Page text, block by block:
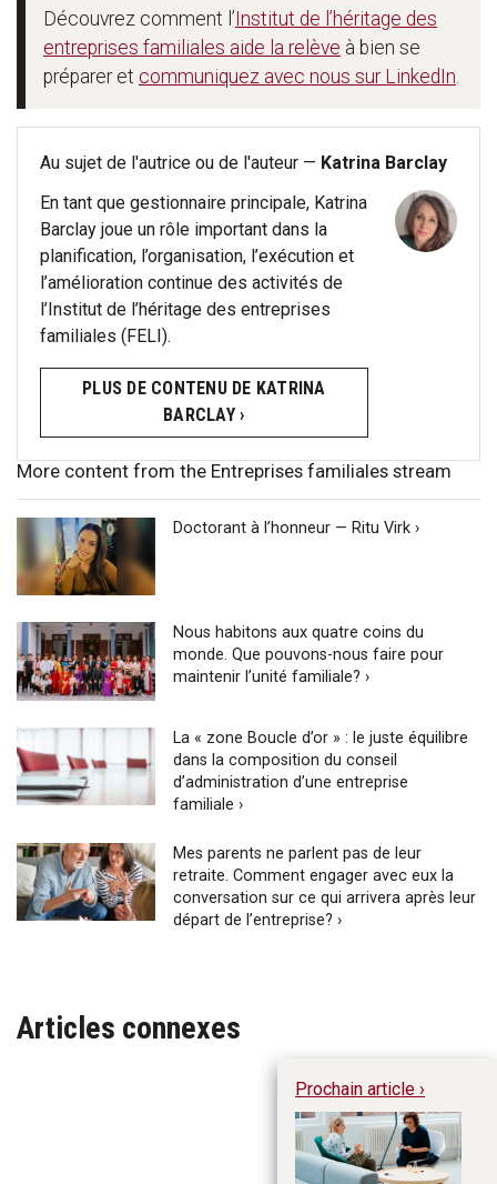
Découvrez comment l’ Institut de l’héritage des
entreprises familiales aide la relève à bien se
préparer et communiquez avec nous sur LinkedIn.
Au sujet de l'autrice ou de l'auteur — Katrina Barclay
En tant que gestionnaire principale, Katrina
Barclay joue un rôle important dans la
planification, l’organisation, l’exécution et
l’amélioration continue des activités de
l’Institut de l’héritage des entreprises
familiales (FELI).
PLUS DE CONTENU DE KATRINA
BARCLAY ›
More content from the Entreprises familiales stream
Doctorant à l’honneur — Ritu Virk ›
Nous habitons aux quatre coins du
monde. Que pouvons-nous faire pour
maintenir l’unité familiale? ›
La « zone Boucle d’or » : le juste équilibre
dans la composition du conseil
d’administration d’une entreprise
familiale ›
Mes parents ne parlent pas de leur
retraite. Comment engager avec eux la
conversation sur ce qui arrivera après leur
départ de l’entreprise? ›
Articles connexes
Prochain article ›